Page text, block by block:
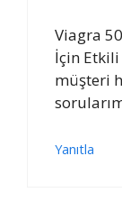
Viagra
İçin
müşteri
Yanıtla